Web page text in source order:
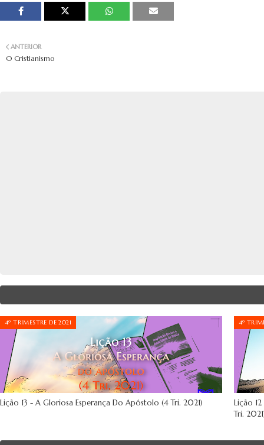
ANTERIOR
O Cristianismo
4º TRIMESTRE DE 2021
Lição 13 - A Gloriosa Esperança Do Apóstolo (4 Tri. 2021)
4º
Lição
Tri.